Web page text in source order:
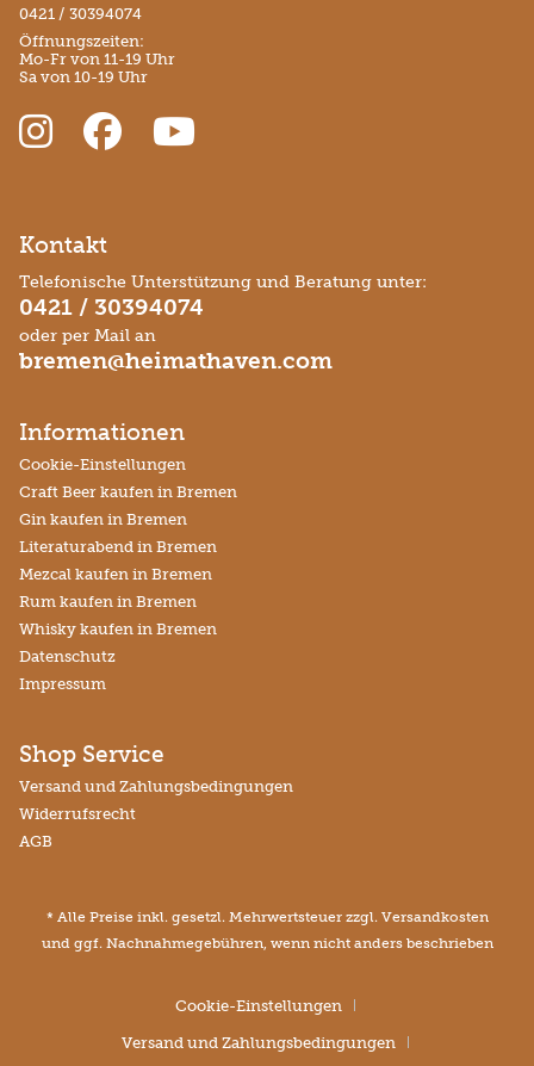
0421 / 30394074
Öffnungszeiten:
Mo-Fr von 11-19 Uhr
Sa von 10-19 Uhr
Kontakt
Telefonische Unterstützung und Beratung unter:
0421 / 30394074
oder per Mail an
bremen@heimathaven.com
Informationen
Cookie-Einstellungen
Craft Beer kaufen in Bremen
Gin kaufen in Bremen
Literaturabend in Bremen
Mezcal kaufen in Bremen
Rum kaufen in Bremen
Whisky kaufen in Bremen
Datenschutz
Impressum
Shop Service
Versand und Zahlungsbedingungen
Widerrufsrecht
AGB
* Alle Preise inkl. gesetzl. Mehrwertsteuer zzgl. Versandkosten
und ggf. Nachnahmegebühren, wenn nicht anders beschrieben
Cookie-Einstellungen
Versand und Zahlungsbedingungen